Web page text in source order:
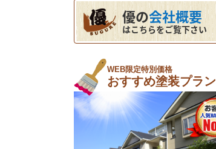
優の会社概要
はこちらをご覧下さい
WEB限定特別価格
おすすめ塗装プラン